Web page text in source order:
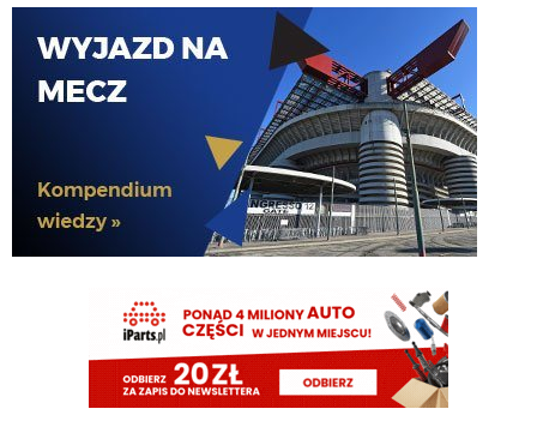
timon 06.08.2026 09:25
Przeciez przy Romero i Stonesie potrzeba obroncy nr 7 inaczej tego nie
poskladamy. Stones wypadnie na dwa miechy i Romero bedzie mial grac co
3 dni od dechy do dechy i sie nie posypac?
A jak dodamy jeszcze wahadlo oparte na Dioufie i LH to juz na bank liga
mistrzow nasza
timon 06.08.2026 09:15
06.08.2026 09:15
Cny racja lepiej oprzec gre obronną na Romero ktorzy łącznie opuszczali 6
miesięcy z 10 miesiecy grania w kazdym z ostatnich dwoch sezonow i mieli
problem, żeby łącznie zagrac w kazdym z tych sezonow 2 tys minut czyli